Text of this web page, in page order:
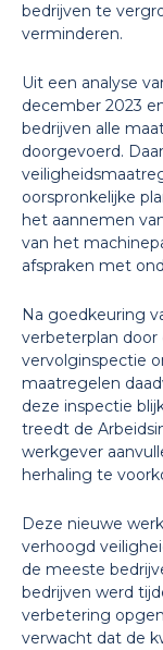
bedrijven te
verminderen.
Uit een analyse
december 2023
bedrijven alle
doorgevoerd.
oorspronkelijke
het aannemen
van het
afspraken met
Na goedkeuring
verbeterplan
vervolginspectie
maatregelen
deze inspectie
treedt de
werkgever
herhaling te
Deze nieuwe
verhoogd
de meeste
bedrijven werd
verbetering
verwacht dat de